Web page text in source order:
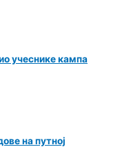
учеснике кампа
на путној